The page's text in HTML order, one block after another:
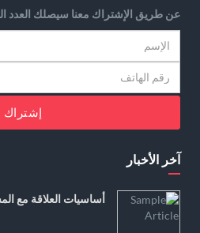
عن طريق الإشتراك معنا سيصلك العدد
إشتراك
آخر الأخبار
أساسيات العلاقة مع